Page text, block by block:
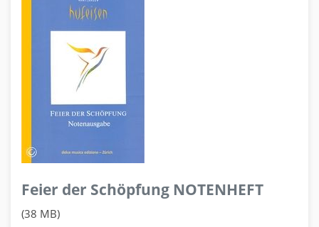
Feier der Schöpfung NOTENHEFT
(38 MB)